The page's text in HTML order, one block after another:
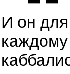
И он